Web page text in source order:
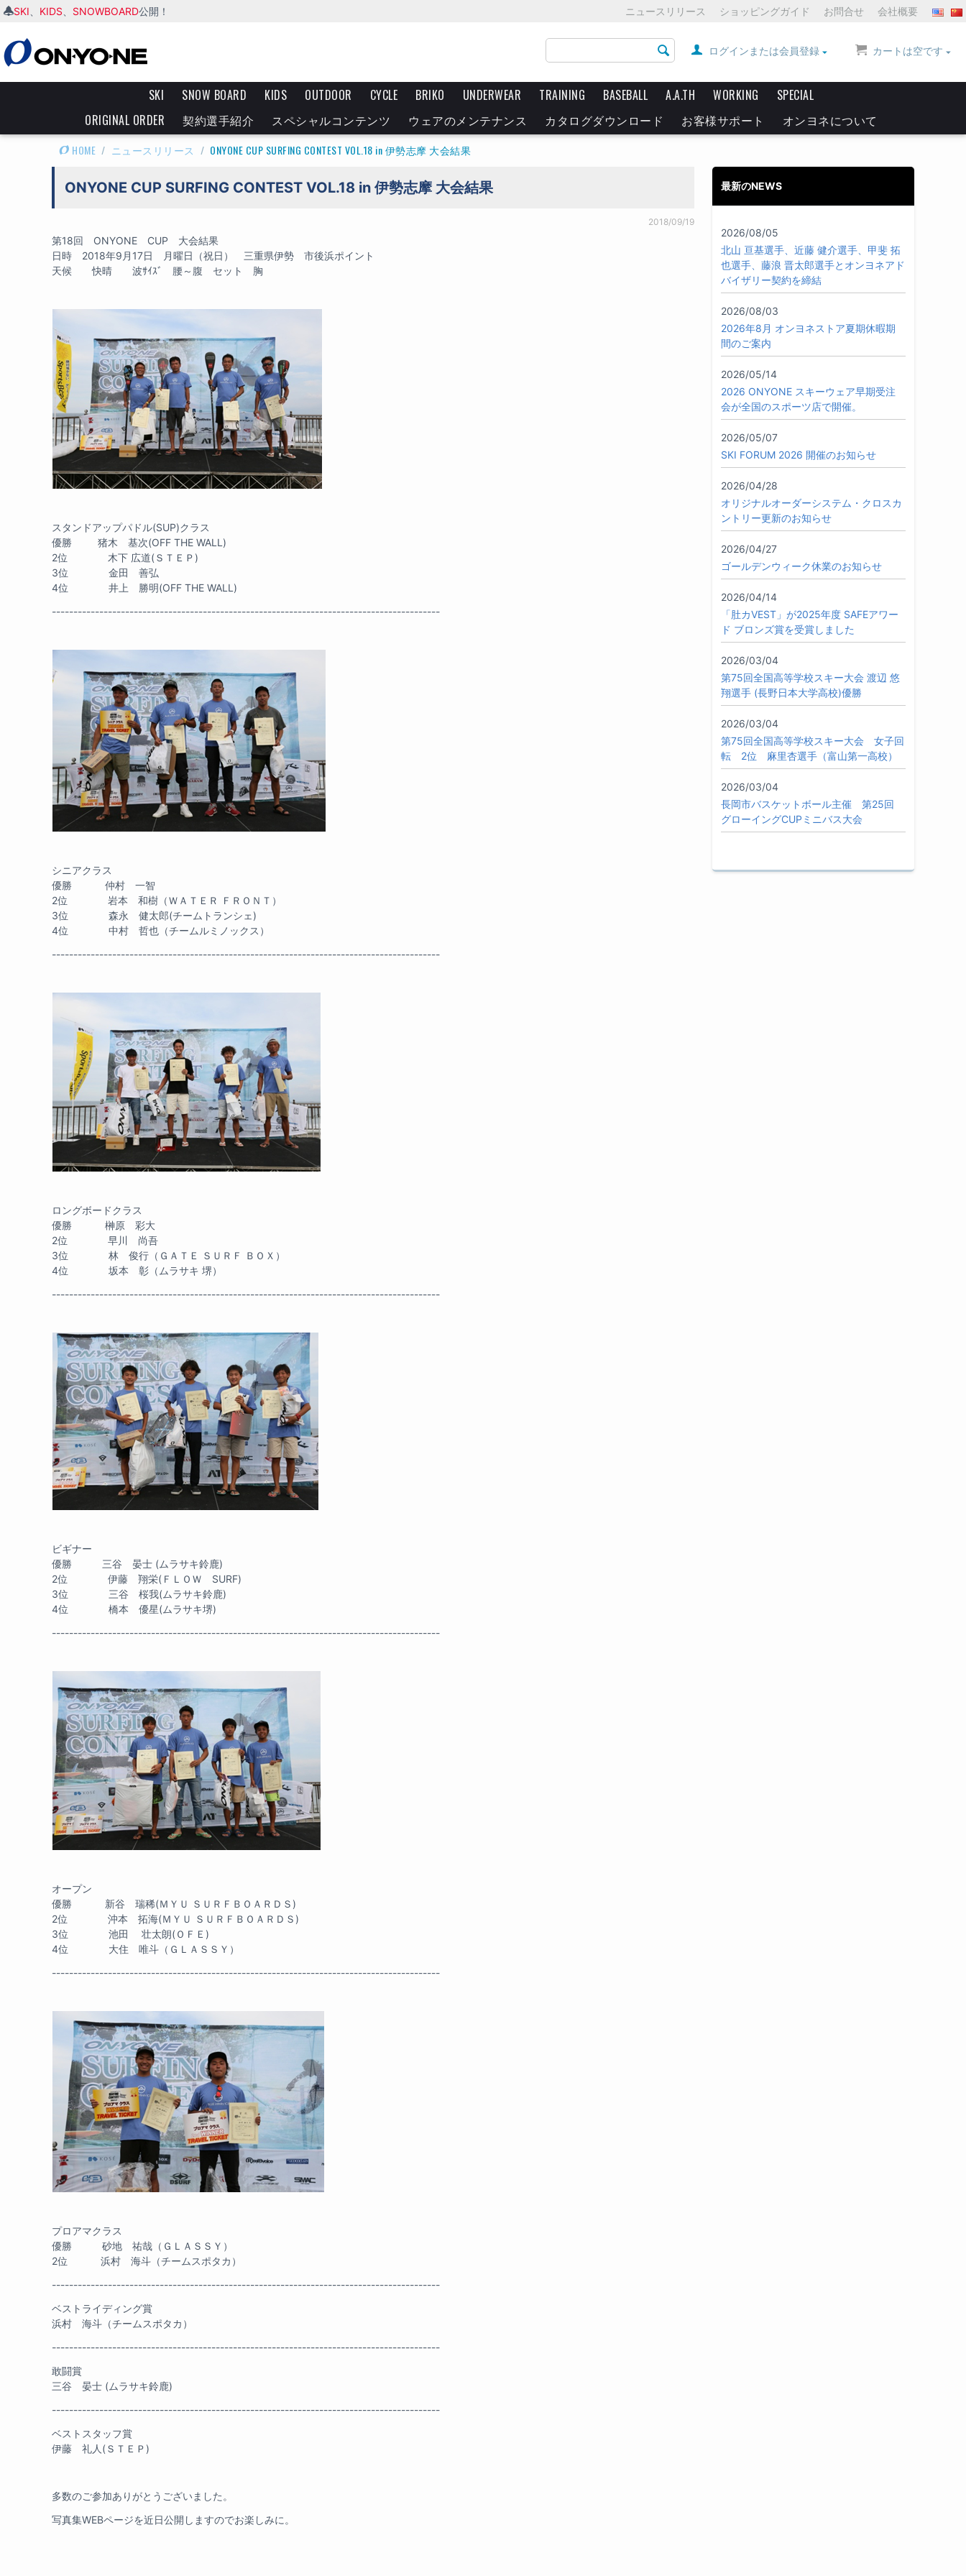
SKI KIDS SNOWBOARD公開！ ニュースリリース ショッピングガイド お問合せ 会社概要
カートは空です
ログインまたは会員登録
SKI SNOW BOARD KIDS OUTDOOR CYCLE BRIKO UNDERWEAR TRAINING BASEBALL A.A.TH WORKING
SPECIAL
ORIGINAL ORDER
契約選手紹介 スペシャルコンテンツ ウェアのメンテナンス カタログダウンロード お客様サポート オンヨネについて
HOME / ニュースリリース / ONYONE CUP SURFING CONTEST VOL.18 in 伊勢志摩 大会結果
ONYONE CUP SURFING CONTEST VOL.18 in 伊勢志摩 大会結果
2018/09/19
第18回 ONYONE CUP 大会結果
日時 2018年9月17日 月曜日（祝日） 三重県伊勢 市後浜ポイント
天候 快晴 波ｻｲｽﾞ 腰～腹 セット 胸
スタンドアップパドル(SUP)クラス
優勝 猪木 基次(OFF THE WALL)
2位 木下 広道(ＳＴＥＰ)
3位 金田 善弘
4位 井上 勝明(OFF THE WALL)
------------------------------------------------------------------------------------------
シニアクラス
優勝 仲村 一智
2位 岩本 和樹（ＷＡＴＥＲ ＦＲＯＮＴ）
3位 森永 健太郎(チームトランシェ)
4位 中村 哲也（チームルミノックス）
------------------------------------------------------------------------------------------
ロングボードクラス
優勝 榊原 彩大
2位 早川 尚吾
3位 林 俊行（ＧＡＴＥ ＳＵＲＦ ＢＯＸ）
4位 坂本 彰（ムラサキ 堺）
------------------------------------------------------------------------------------------
ビギナー
優勝 三谷 晏士 (ムラサキ鈴鹿)
2位 伊藤 翔栄(ＦＬＯＷ SURF)
3位 三谷 桜我(ムラサキ鈴鹿)
4位 橋本 優星(ムラサキ堺)
------------------------------------------------------------------------------------------
オープン
優勝 新谷 瑞稀(ＭＹＵ ＳＵＲＦＢＯＡＲＤＳ)
2位 沖本 拓海(ＭＹＵ ＳＵＲＦＢＯＡＲＤＳ)
3位 池田 壮太朗(ＯＦＥ)
4位 大住 唯斗（ＧＬＡＳＳＹ）
------------------------------------------------------------------------------------------
プロアマクラス
優勝 砂地 祐哉（ＧＬＡＳＳＹ）
2位 浜村 海斗（チームスポタカ）
------------------------------------------------------------------------------------------
ベストライディング賞
浜村 海斗（チームスポタカ）
------------------------------------------------------------------------------------------
敢闘賞
三谷 晏士 (ムラサキ鈴鹿)
------------------------------------------------------------------------------------------
ベストスタッフ賞
伊藤 礼人(ＳＴＥＰ)
多数のご参加ありがとうございました。
写真集WEBページを近日公開しますのでお楽しみに。
最新のNEWS
2026/08/05
北山 亘基選手、近藤 健介選手、甲斐 拓
也選手、藤浪 晋太郎選手とオンヨネアド
バイザリー契約を締結
2026/08/03
2026年8月 オンヨネストア夏期休暇期
間のご案内
2026/05/14
2026 ONYONE スキーウェア早期受注
会が全国のスポーツ店で開催。
2026/05/07
SKI FORUM 2026 開催のお知らせ
2026/04/28
オリジナルオーダーシステム・クロスカ
ントリー更新のお知らせ
2026/04/27
ゴールデンウィーク休業のお知らせ
2026/04/14
「肚カVEST」が2025年度 SAFEアワー
ド ブロンズ賞を受賞しました
2026/03/04
第75回全国高等学校スキー大会 渡辺 悠
翔選手 (長野日本大学高校)優勝
2026/03/04
第75回全国高等学校スキー大会 女子回
転 2位 麻里杏選手（富山第一高校）
2026/03/04
長岡市バスケットボール主催 第25回
グローイングCUPミニバス大会